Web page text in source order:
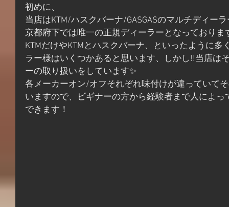
初めに、
当店はKTM/ハスクバーナ/GASGASのマルチディー
京都府下では唯一の正規ディーラーとなっておりま
KTMだけやKTMとハスクバーナ、といったように多
ラー様はいくつかあると思います、しかし!!当店は
ーの取り扱いをしています✨
各メーカーオン/オフそれぞれ味付けが違っていて
いますので、ビギナーの方から経験者まで人によ
できます！